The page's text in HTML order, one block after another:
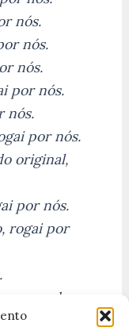
nós.
nós.
nós.
por nós.
nós.
por nós.
original,
por nós.
rogai por
pecados